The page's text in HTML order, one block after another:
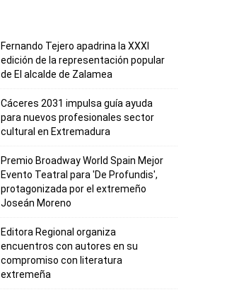
Fernando Tejero apadrina la XXXI
edición de la representación popular
de El alcalde de Zalamea
Cáceres 2031 impulsa guía ayuda
para nuevos profesionales sector
cultural en Extremadura
Premio Broadway World Spain Mejor
Evento Teatral para 'De Profundis',
protagonizada por el extremeño
Joseán Moreno
Editora Regional organiza
encuentros con autores en su
compromiso con literatura
extremeña